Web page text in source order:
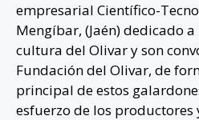
empresarial Científico-
Mengíbar, (Jaén) dedicado
cultura del Olivar y son
Fundación del Olivar, de
principal de estos
esfuerzo de los